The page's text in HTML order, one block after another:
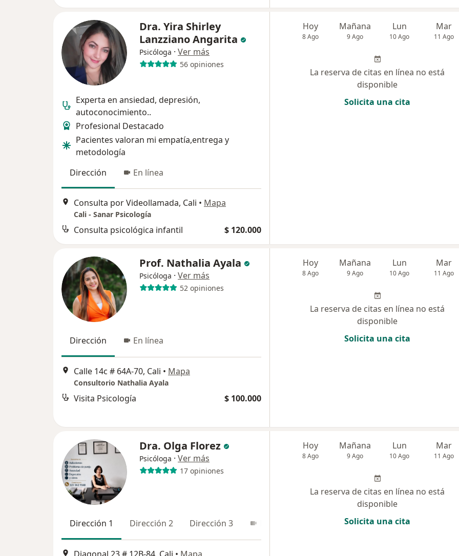
Dra. Yira Shirley
Lanzziano Angarita
Psicóloga · Ver más
56 opiniones
Experta en ansiedad, depresión,
autoconocimiento..
Profesional Destacado
Pacientes valoran mi empatía,entrega y
metodología
Dirección
En línea
Consulta por Videollamada, Cali • Mapa
Cali - Sanar Psicología
Consulta psicológica infantil $ 120.000
Hoy
8 Ago
Mañana
9 Ago
Lun
10 Ago
Mar
11 Ago
La reserva de citas en línea no está
disponible
Solicita una cita
Prof. Nathalia Ayala
Psicóloga · Ver más
52 opiniones
Dirección En línea
Calle 14c # 64A-70, Cali • Mapa
Consultorio Nathalia Ayala
Visita Psicología $ 100.000
Hoy
8 Ago
Mañana
9 Ago
Lun
10 Ago
Mar
11 Ago
La reserva de citas en línea no está
disponible
Solicita una cita
Dra. Olga Florez
Psicóloga · Ver más
17 opiniones
Dirección 1 Dirección 2 Dirección 3
Hoy
8 Ago
Mañana
9 Ago
Lun
10 Ago
Mar
11 Ago
La reserva de citas en línea no está
disponible
Solicita una cita